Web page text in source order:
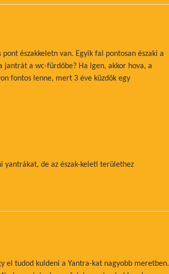
északkeletn van. Egyik fal pontosan északi a
jantrát a wc-fürdőbe? Ha igen, akkor hova, a
fontos lenne, mert 3 éve küzdök egy
yantrákat, de az észak-keleti területhez
el tudod kuldeni a Yantra-kat nagyobb meretben.